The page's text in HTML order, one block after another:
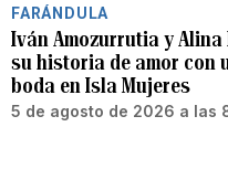
FARÁNDULA
Iván Amozurrutia y Alina
su historia de amor con
boda en Isla Mujeres
5 de agosto de 2026 a las